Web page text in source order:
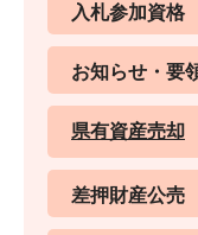
入札参加資格
お知らせ・要
県有資産売却
差押財産公売